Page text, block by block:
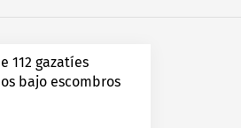
112 gazatíes
bajo escombros